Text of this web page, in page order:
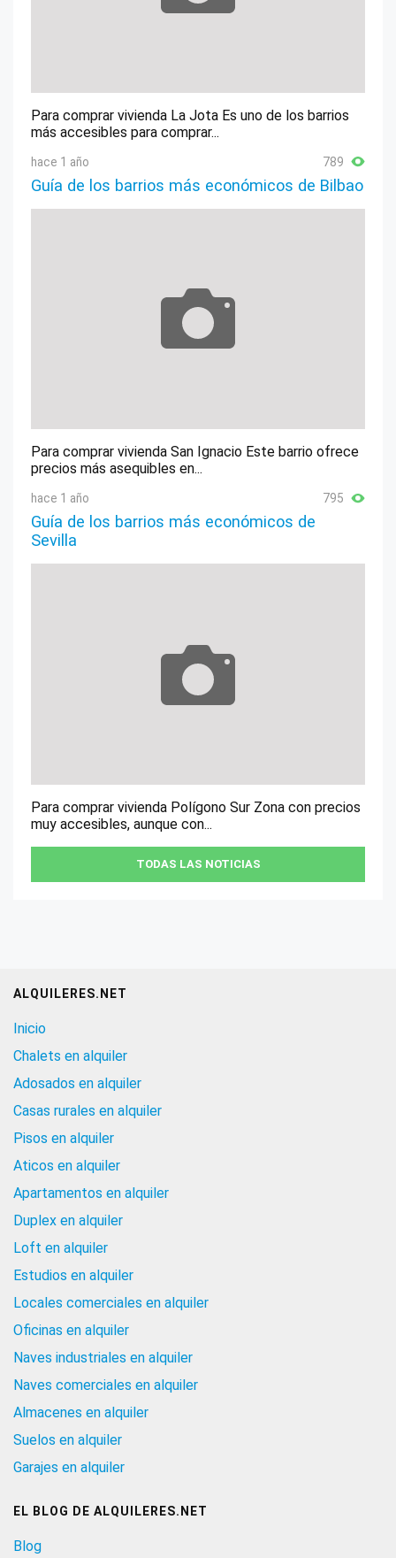
Para comprar vivienda La Jota Es uno de los barrios
más accesibles para comprar...
hace 1 año 789
Guía de los barrios más económicos de Bilbao
Para comprar vivienda San Ignacio Este barrio ofrece
precios más asequibles en...
hace 1 año 795
Guía de los barrios más económicos de
Sevilla
Para comprar vivienda Polígono Sur Zona con precios
muy accesibles, aunque con...
TODAS LAS NOTICIAS
ALQUILERES.NET
Inicio
Chalets en alquiler
Adosados en alquiler
Casas rurales en alquiler
Pisos en alquiler
Aticos en alquiler
Apartamentos en alquiler
Duplex en alquiler
Loft en alquiler
Estudios en alquiler
Locales comerciales en alquiler
Oficinas en alquiler
Naves industriales en alquiler
Naves comerciales en alquiler
Almacenes en alquiler
Suelos en alquiler
Garajes en alquiler
EL BLOG DE ALQUILERES.NET
Blog